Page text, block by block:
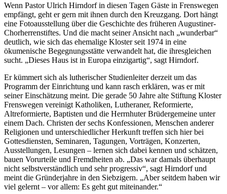
Wenn Pastor Ulrich Hirndorf in diesen Tagen Gäste in Frenswegen
empfängt, geht er gern mit ihnen durch den Kreuzgang. Dort hängt
eine Fotoausstellung über die Geschichte des früheren Augustiner-
Chorherrenstiftes. Und die macht seiner Ansicht nach „wunderbar“
deutlich, wie sich das ehemalige Kloster seit 1974 in eine
ökumenische Begegnungsstätte verwandelt hat, die ihresgleichen
sucht. „Dieses Haus ist in Europa einzigartig“, sagt Hirndorf.
Er kümmert sich als lutherischer Studienleiter derzeit um das
Programm der Einrichtung und kann rasch erklären, was er mit
seiner Einschätzung meint. Die gerade 50 Jahre alte Stiftung Kloster
Frenswegen vereinigt Katholiken, Lutheraner, Reformierte,
Altreformierte, Baptisten und die Herrnhuter Brüdergemeine unter
einem Dach. Christen der sechs Konfessionen, Menschen anderer
Religionen und unterschiedlicher Herkunft treffen sich hier bei
Gottesdiensten, Seminaren, Tagungen, Vorträgen, Konzerten,
Ausstellungen, Lesungen – lernen sich dabei kennen und schätzen,
bauen Vorurteile und Fremdheiten ab. „Das war damals überhaupt
nicht selbstverständlich und sehr progressiv“, sagt Hirndorf und
meint die Gründerjahre in den Siebzigern. „Aber seitdem haben wir
viel gelernt – vor allem: Es geht gut miteinander.“